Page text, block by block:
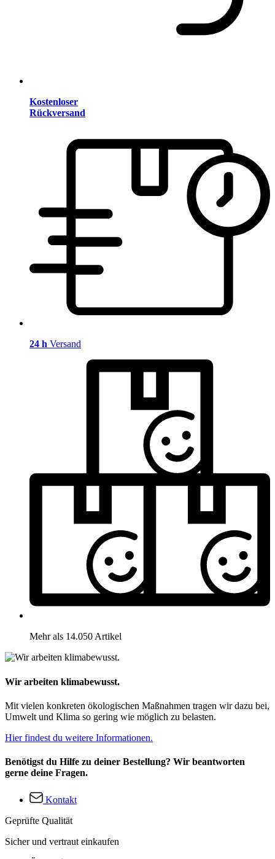
Kostenloser
Rückversand
24 h Versand
Mehr als 14.050 Artikel
Wir arbeiten klimabewusst.
Mit vielen konkreten ökologischen Maßnahmen tragen wir dazu bei,
Umwelt und Klima so gering wie möglich zu belasten.
Hier findest du weitere Informationen.
Benötigst du Hilfe zu deiner Bestellung? Wir beantworten
gerne deine Fragen.
Kontakt
Geprüfte Qualität
Sicher und vertraut einkaufen